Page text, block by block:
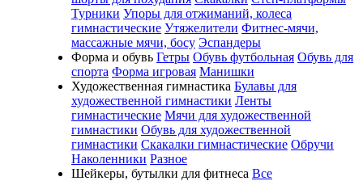
Турники Упоры для отжиманий, колеса
гимнастические Утяжелители Фитнес-мячи,
массажные мячи, босу Эспандеры
Форма и обувь Гетры Обувь футбольная Обувь для
спорта Форма игровая Манишки
Художественная гимнастика Булавы для
художественной гимнастики Ленты
гимнастические Мячи для художественной
гимнастики Обувь для художественной
гимнастики Скакалки гимнастические Обручи
Наколенники Разное
Шейкеры, бутылки для фитнеса Все